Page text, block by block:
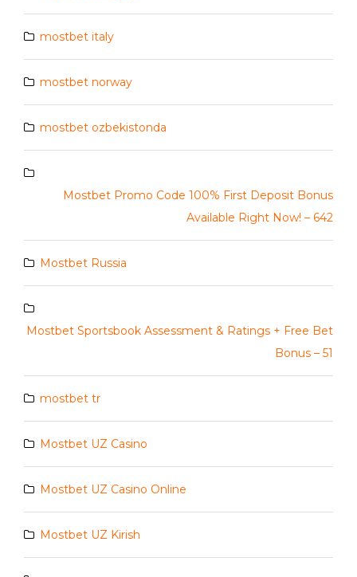
mostbet italy
mostbet norway
mostbet ozbekistonda
Mostbet Promo Code 100% First Deposit Bonus
Available Right Now! – 642
Mostbet Russia
Mostbet Sportsbook Assessment & Ratings + Free Bet
Bonus – 51
mostbet tr
Mostbet UZ Casino
Mostbet UZ Casino Online
Mostbet UZ Kirish